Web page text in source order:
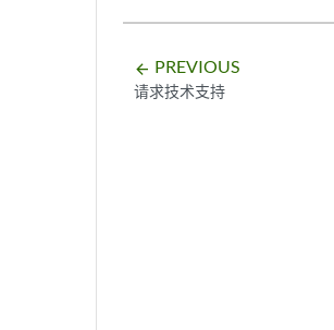
arrow_backward PREVIOUS
请求技术支持